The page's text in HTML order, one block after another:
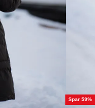
Spar 59%